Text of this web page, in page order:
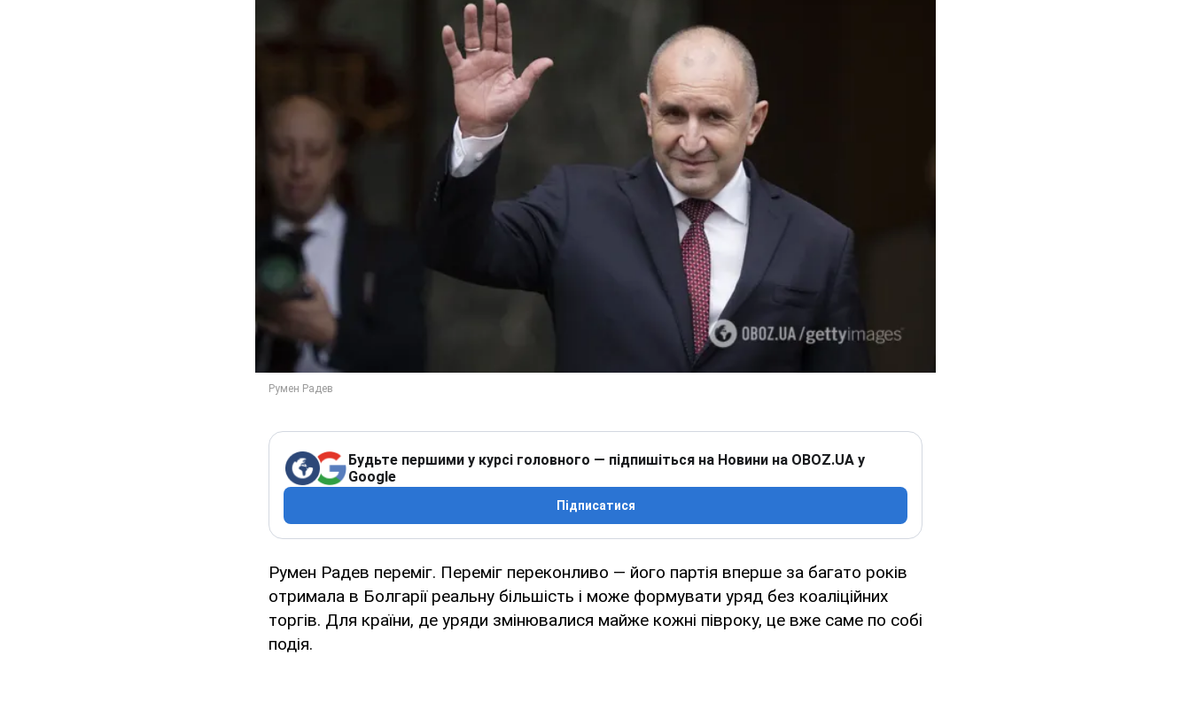
Будьте першими у курсі головного — підпишіться на Новини на OBOZ.UA у
Google
Підписатися
Румен Радев переміг. Переміг переконливо — його партія вперше за багато років
отримала в Болгарії реальну більшість і може формувати уряд без коаліційних
торгів. Для країни, де уряди змінювалися майже кожні півроку, це вже саме по собі
подія.